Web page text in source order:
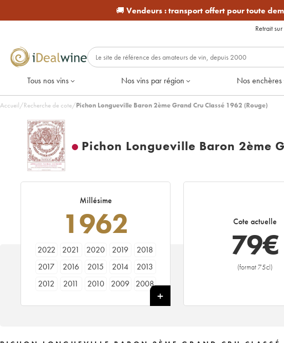
🚚 Vendeurs :transport offert pour toute
Retrait
Tous nos vins Nos vins par région Nos enchères
Accueil/Recherche de cote/Pichon Longueville Baron 2ème Grand Cru Classé 1962 (Rouge)
Pichon Longueville Baron 2ème
Millésime
1962
2022 2021 2020 2019
2018
2017
2016 2015 2014
2013
2012
2011 2010 2009
2008
Cote actuelle
79€
(format 75cl)